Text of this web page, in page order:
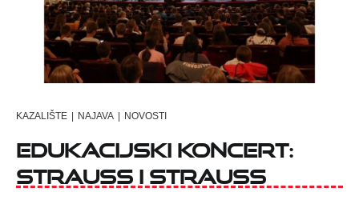
KAZALIŠTE | NAJAVA | NOVOSTI
EDUKACIJSKI KONCERT:
STRAUSS I STRAUSS